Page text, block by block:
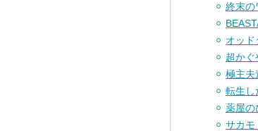
終末の
オッド
超かぐ
極主夫
転生し
薬屋の
サカモ